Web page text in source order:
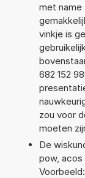
met name
vinkje is
682 152
zou voor
moeten
De
pow, acos